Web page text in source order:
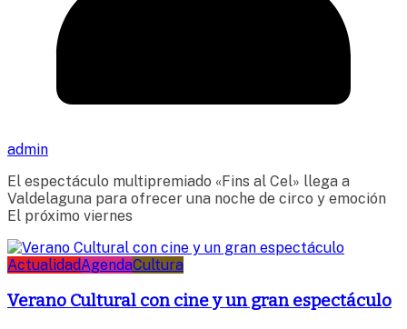
admin
El espectáculo multipremiado «Fins al Cel» llega a
Valdelaguna para ofrecer una noche de circo y emoción
El próximo viernes
ActualidadAgendaCultura
Verano Cultural con cine y un gran espectáculo